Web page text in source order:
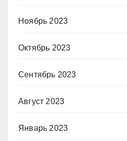
Ноябрь 2023
Октябрь 2023
Сентябрь 2023
Август 2023
Январь 2023